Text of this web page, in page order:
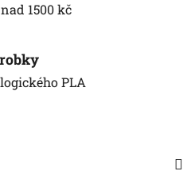
1500 kč
PLA